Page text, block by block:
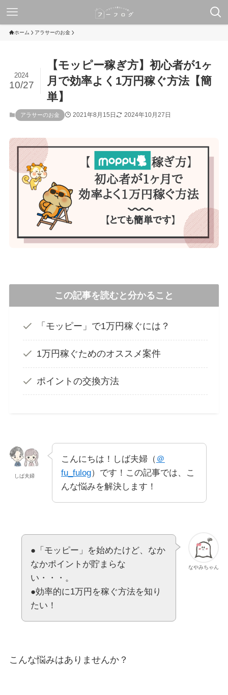
ホーム アラサーのお金
【モッピー稼ぎ方】初心者が1ヶ
月で効率よく1万円稼ぐ方法【簡
単】
2024
10/27
アラサーのお金 2021年8月15日 2024年10月27日
この記事を読むと分かること
「モッピー」で1万円稼ぐには？
1万円稼ぐためのオススメ案件
ポイントの交換方法
しば夫婦
こんにちは！しば夫婦（ ＠
fu_fulog）です！この記事では、こ
んな悩みを解決します！
なやみちゃん
●「モッピー」を始めたけど、なか
なかポイントが貯まらな
い・・・。
●効率的に1万円を稼ぐ方法を知り
たい！
こんな悩みはありませんか？